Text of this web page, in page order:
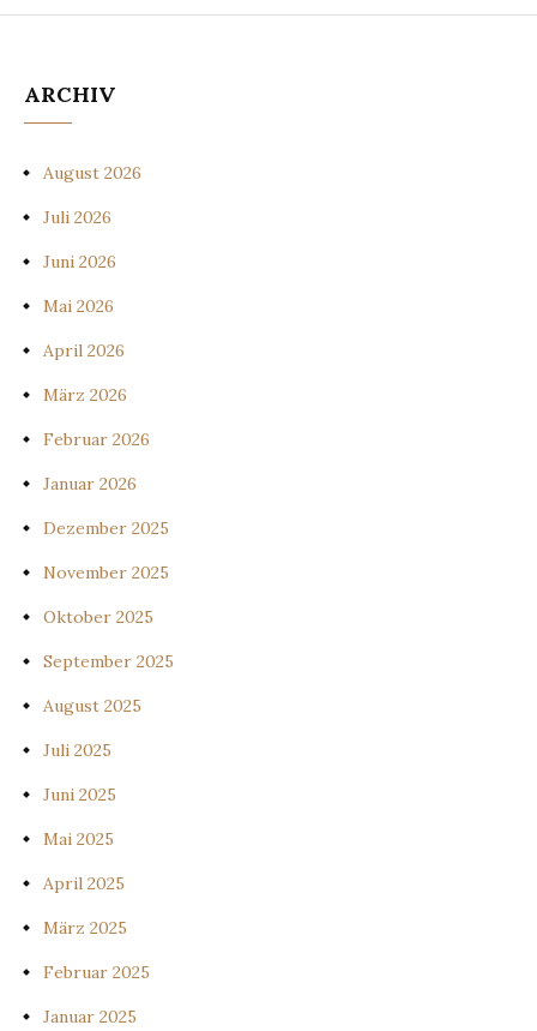
ARCHIV
August 2026
Juli 2026
Juni 2026
Mai 2026
April 2026
März 2026
Februar 2026
Januar 2026
Dezember 2025
November 2025
Oktober 2025
September 2025
August 2025
Juli 2025
Juni 2025
Mai 2025
April 2025
März 2025
Februar 2025
Januar 2025